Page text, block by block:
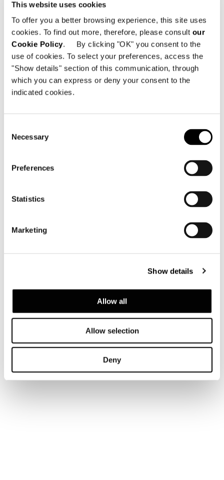
This website uses cookies
To offer you a better browsing experience, this site uses
cookies. To find out more, therefore, please consult our
Cookie Policy. By clicking "OK" you consent to the
use of cookies. To select your preferences, access the
"Show details" section of this communication, through
which you can express or deny your consent to the
indicated cookies.
Selection
Necessary
Preferences
Statistics
Marketing
Show details
Allow all
Allow selection
Deny
01 02
Technical Features
DINING KLEINER ARMSESSEL 62 CM